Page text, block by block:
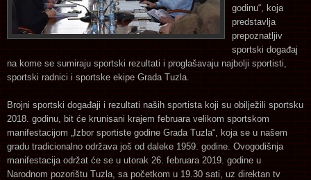
godinu“, koja
predstavlja
prepoznatljiv
sportski događaj
na kome se sumiraju sportski rezultati i proglašavaju najbolji sportisti,
sportski radnici i sportske ekipe Grada Tuzla.
Brojni sportski događaji i rezultati naših sportista koji su obilježili sportsku
2018. godinu, bit će krunisani krajem februara velikom sportskom
manifestacijom „Izbor sportiste godine Grada Tuzla“, koja se u našem
gradu tradicionalno održava još od daleke 1959. godine. Ovogodišnja
manifestacija održat će se u utorak 26. februara 2019. godine u
Narodnom pozorištu Tuzla, sa početkom u 19.30 sati, uz direktan tv